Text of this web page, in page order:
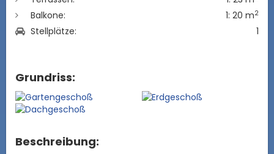
Balkone: 1: 20 m2
Stellplätze: 1
Grundriss:
Beschreibung: